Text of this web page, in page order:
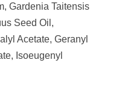
Gardenia Taitensis
Seed Oil,
Acetate, Geranyl
Isoeugenyl